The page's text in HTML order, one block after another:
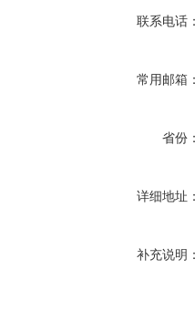
联系电话
常用邮箱
省份
详细地址
补充说明